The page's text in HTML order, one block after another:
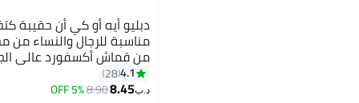
12
دبليو أيه أو كي أن حقيبة
مناسبة للرجال والنساء من
من قماش أكسفورد عالي
تصميم بسيط وعصري،
والسفر، لون أسود.
4.1
28
د.ب‏8.45
8.90
5% OFF